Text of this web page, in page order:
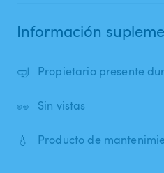
Información
🤿 Propietario presente
👀 Sin vistas
💧 Producto de